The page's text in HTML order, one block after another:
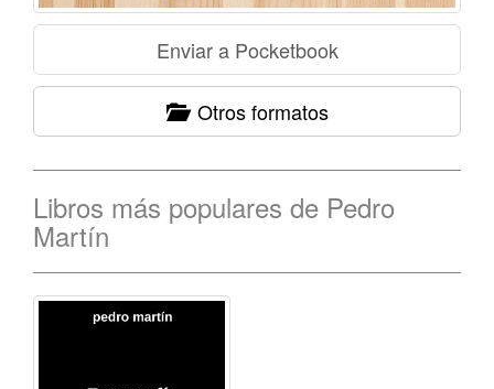
Otros formatos
Libros más populares de Pedro
Martín